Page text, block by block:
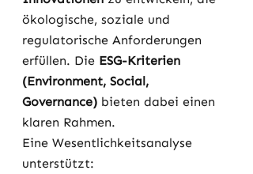
ökologische, soziale und
regulatorische Anforderungen
erfüllen. Die ESG-Kriterien
(Environment, Social,
Governance) bieten dabei einen
klaren Rahmen.
Eine Wesentlichkeitsanalyse
unterstützt: